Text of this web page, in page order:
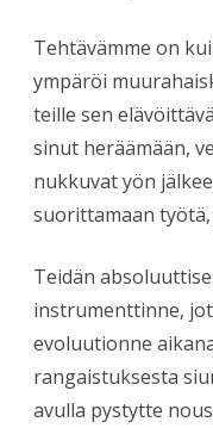
Tehtävämme on
ympäröi
teille sen
sinut heräämään,
nukkuvat yön
suorittamaan
Teidän
instrumenttinne,
evoluutionne
rangaistuksesta
avulla pystytte